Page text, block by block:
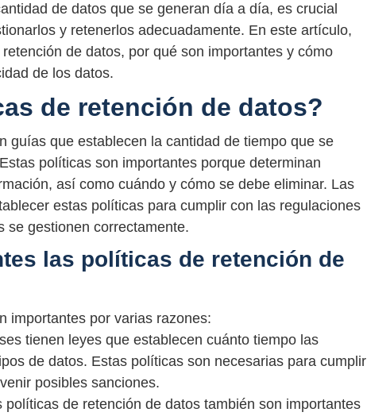
de datos que se generan día a día, es crucial
y retenerlos adecuadamente. En este artículo,
de datos, por qué son importantes y cómo
de los datos.
de retención de datos?
guías que establecen la cantidad de tiempo que se
políticas son importantes porque determinan
así como cuándo y cómo se debe eliminar. Las
estas políticas para cumplir con las regulaciones
se gestionen correctamente.
las políticas de retención de
importantes por varias razones:
tienen leyes que establecen cuánto tiempo las
de datos. Estas políticas son necesarias para cumplir
posibles sanciones.
políticas de retención de datos también son importantes